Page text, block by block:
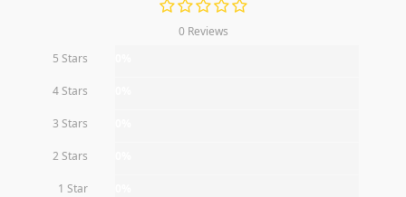
0 Reviews
5 Stars
4 Stars
3 Stars
2 Stars
1 Star